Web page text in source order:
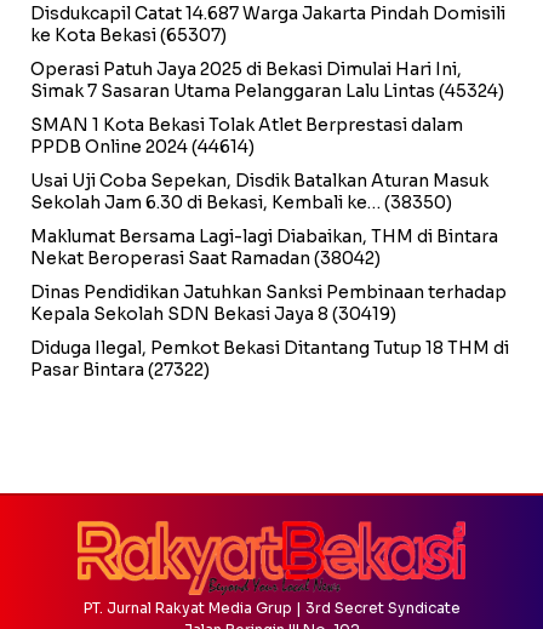
Disdukcapil Catat 14.687 Warga Jakarta Pindah Domisili
ke Kota Bekasi(65307)
Operasi Patuh Jaya 2025 di Bekasi Dimulai Hari Ini,
Simak 7 Sasaran Utama Pelanggaran Lalu Lintas (45324)
SMAN 1 Kota Bekasi Tolak Atlet Berprestasi dalam
PPDB Online 2024(44614)
Usai Uji Coba Sepekan, Disdik Batalkan Aturan Masuk
Sekolah Jam 6.30 di Bekasi, Kembali ke… (38350)
Maklumat Bersama Lagi-lagi Diabaikan, THM di Bintara
Nekat Beroperasi Saat Ramadan (38042)
Dinas Pendidikan Jatuhkan Sanksi Pembinaan terhadap
Kepala Sekolah SDN Bekasi Jaya 8 (30419)
Diduga Ilegal, Pemkot Bekasi Ditantang Tutup 18 THM di
Pasar Bintara (27322)
PT. Jurnal Rakyat Media Grup | 3rd Secret Syndicate